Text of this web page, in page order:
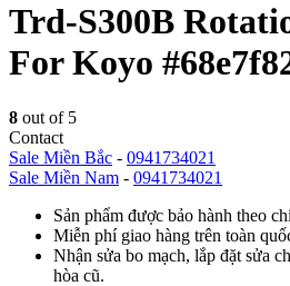
Trd-S300B
For Koyo
8 out of 5
Contact
Sale Miền Bắc - 0941734021
Sale Miền Nam - 0941734021
Sản phẩm được bảo hành theo
Miễn phí giao hàng trên toàn
Nhận sửa bo mạch, lắp đặt sửa
hòa cũ.